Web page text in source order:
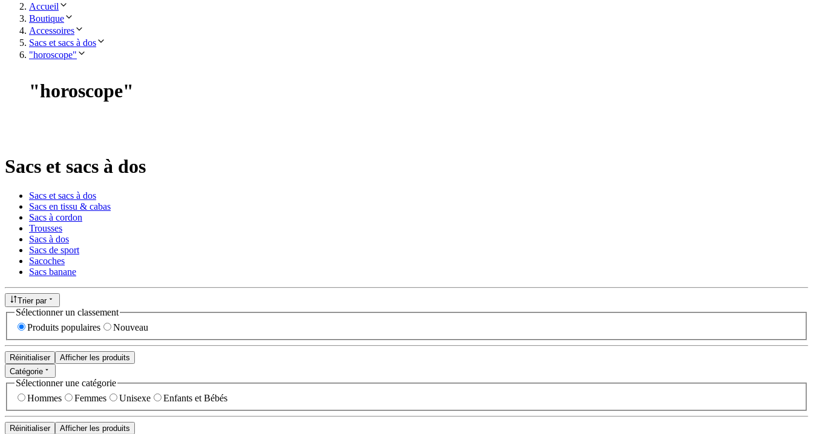
Accueil
Boutique
Accessoires
Sacs et sacs à dos
"horoscope"
"horoscope"
Sacs et sacs à dos
Sacs et sacs à dos
Sacs en tissu & cabas
Sacs à cordon
Trousses
Sacs à dos
Sacs de sport
Sacoches
Sacs banane
Trier par
Sélectionner un classement
Produits populaires
Nouveau
Réinitialiser
Afficher les produits
Catégorie
Sélectionner une catégorie
Hommes
Femmes Unisexe Enfants et Bébés
Réinitialiser
Afficher les produits